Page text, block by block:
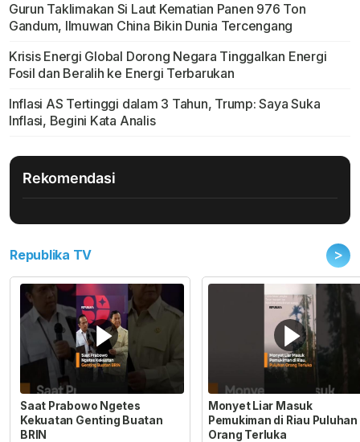
Gurun Taklimakan Si Laut Kematian Panen 976 Ton
Gandum, Ilmuwan China Bikin Dunia Tercengang
Krisis Energi Global Dorong Negara Tinggalkan Energi
Fosil dan Beralih ke Energi Terbarukan
Inflasi AS Tertinggi dalam 3 Tahun, Trump: Saya Suka
Inflasi, Begini Kata Analis
Rekomendasi
Republika TV >
Saat Prabowo Ngetes
Kekuatan Genting Buatan
BRIN
Monyet Liar Masuk
Pemukiman di Riau Puluhan
Orang Terluka